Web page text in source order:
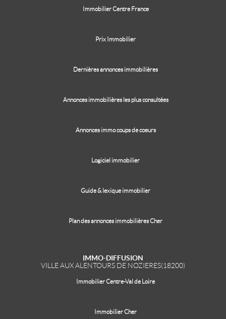
Immobilier Centre France
Prix Immobilier
Dernières annonces immobilières
Annonces immobilières les plus consultées
Annonces immo coups de coeurs
Logiciel immobilier
Guide & lexique immobilier
Plan des annonces immobilières Cher
IMMO-DIFFUSION
VILLE AUX ALENTOURS DE NOZIERES(18200)
Immobilier Centre-Val de Loire
Immobilier Cher